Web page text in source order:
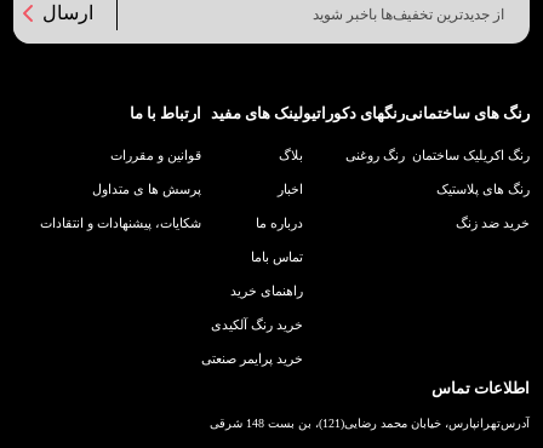
ارسال
رنگ های ساختمانی
رنگ اکریلیک ساختمان
رنگ های پلاستیک
خرید ضد زنگ
رنگهای دکوراتیو
رنگ روغنی
لینک های مفید
بلاگ
اخبار
درباره ما
تماس باما
راهنمای خرید
خرید رنگ آلکیدی
خرید پرایمر صنعتی
ارتباط با ما
قوانین و مقررات
پرسش ها ی متداول
شکایات، پیشنهادات و انتقادات
اطلاعات تماس
آدرستهرانپارس، خیابان محمد رضایی(121)، بن بست 148 شرقی